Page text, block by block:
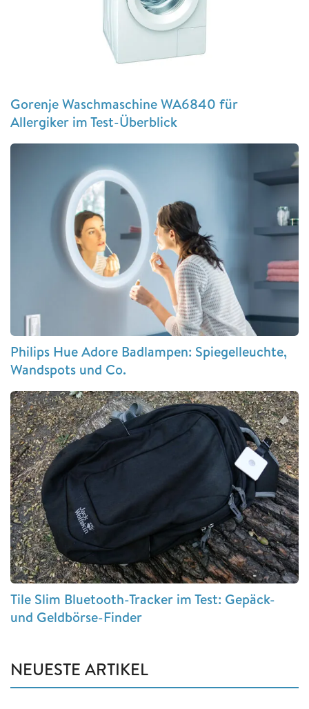
Gorenje Waschmaschine WA6840 für
Allergiker im Test-Überblick
Philips Hue Adore Badlampen: Spiegelleuchte,
Wandspots und Co.
Tile Slim Bluetooth-Tracker im Test: Gepäck-
und Geldbörse-Finder
NEUESTE ARTIKEL